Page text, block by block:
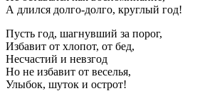
А длился долго-долго, круглый год!
Пусть год, шагнувший за порог,
Избавит от хлопот, от бед,
Несчастий и невзгод
Но не избавит от веселья,
Улыбок, шуток и острот!